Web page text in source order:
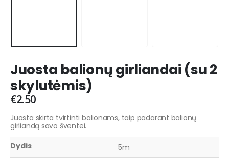
Juosta balionų girliandai (su 2
skylutėmis)
€2.50
Juosta skirta tvirtinti balionams, taip padarant balionų
girliandą savo šventei.
Dydis
5m